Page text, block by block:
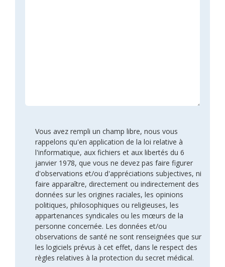
Vous avez rempli un champ libre, nous vous
rappelons qu'en application de la loi relative à
l'informatique, aux fichiers et aux libertés du 6
janvier 1978, que vous ne devez pas faire figurer
d'observations et/ou d'appréciations subjectives, ni
faire apparaître, directement ou indirectement des
données sur les origines raciales, les opinions
politiques, philosophiques ou religieuses, les
appartenances syndicales ou les mœurs de la
personne concernée. Les données et/ou
observations de santé ne sont renseignées que sur
les logiciels prévus à cet effet, dans le respect des
règles relatives à la protection du secret médical.